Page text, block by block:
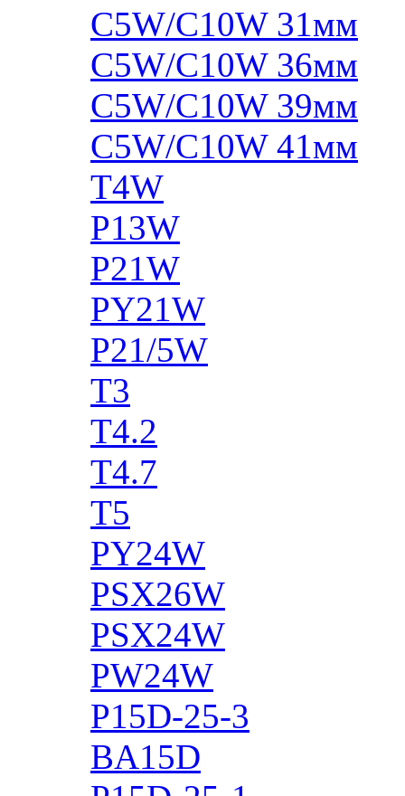
C5W/C10W 31мм
C5W/C10W 36мм
C5W/C10W 39мм
C5W/C10W 41мм
T4W
P13W
P21W
PY21W
P21/5W
T3
T4.2
T4.7
T5
PY24W
PSX26W
PSX24W
PW24W
P15D-25-3
BA15D